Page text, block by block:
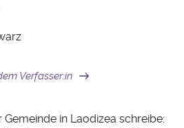
Verfasser:in
in Laodizea schreibe: